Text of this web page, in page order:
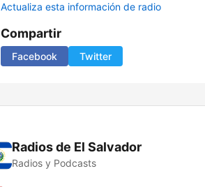
Actualiza esta información de radio
Compartir
Facebook Twitter
Radios de El Salvador
Radios y Podcasts